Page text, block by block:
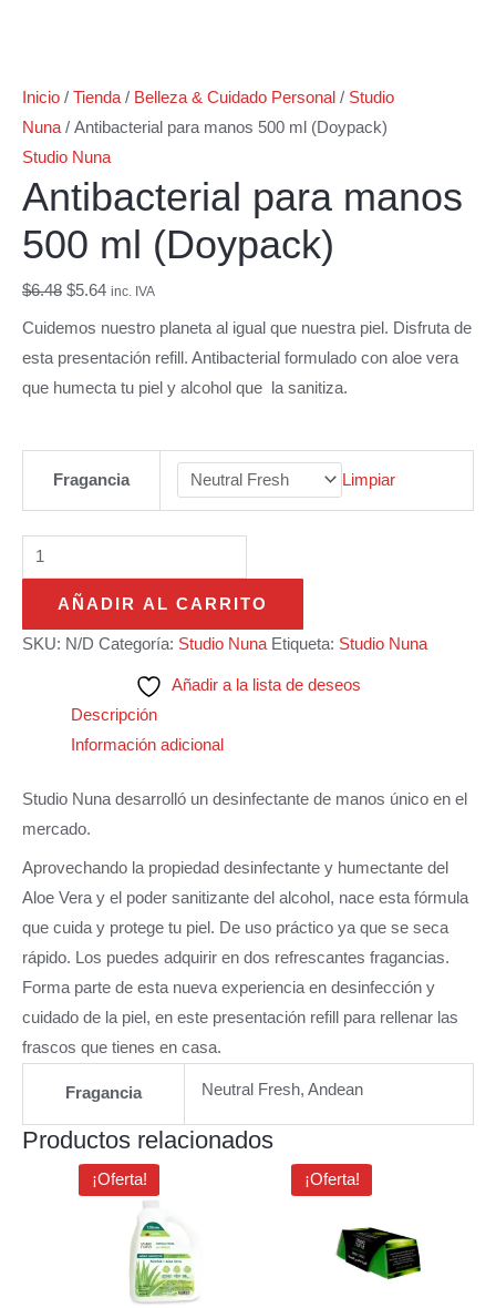
Inicio / Tienda / Belleza & Cuidado Personal / Studio
Nuna / Antibacterial para manos 500 ml (Doypack)
Studio Nuna
Antibacterial para manos
500 ml (Doypack)
$6.48 $5.64 inc. IVA
Cuidemos nuestro planeta al igual que nuestra piel. Disfruta de
esta presentación refill. Antibacterial formulado con aloe vera
que humecta tu piel y alcohol que la sanitiza.
Fragancia Limpiar
AÑADIR AL CARRITO
SKU: N/D Categoría: Studio Nuna Etiqueta: Studio Nuna
Añadir a la lista de deseos
Descripción
Información adicional
Studio Nuna desarrolló un desinfectante de manos único en el
mercado.
Aprovechando la propiedad desinfectante y humectante del
Aloe Vera y el poder sanitizante del alcohol, nace esta fórmula
que cuida y protege tu piel. De uso práctico ya que se seca
rápido. Los puedes adquirir en dos refrescantes fragancias.
Forma parte de esta nueva experiencia en desinfección y
cuidado de la piel, en este presentación refill para rellenar las
frascos que tienes en casa.
Fragancia Neutral Fresh, Andean
Productos relacionados
¡Oferta!
El
precio
original
era:
$21.45.
es:
$18.65.
¡Oferta!
El
precio
original
$1.70.
El
precio
actual
$1.36.